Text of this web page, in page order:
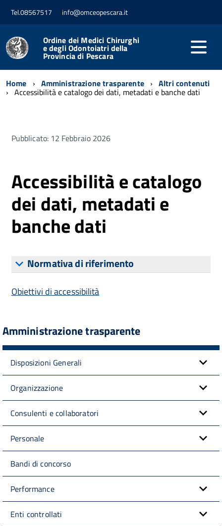
Tel.08567517 info@omceopescara.it
Ordine dei Medici Chirurghi
e degli Odontoiatri della
Provincia di Pescara
Home Amministrazione trasparente Altri contenuti
Accessibilità e catalogo dei dati, metadati e banche dati
Pubblicato: 12 Febbraio 2026
Accessibilità e catalogo
dei dati, metadati e
banche dati
Normativa di riferimento
Obiettivi di accessibilità
Amministrazione trasparente
Disposizioni Generali
Organizzazione
Consulenti e collaboratori
Personale
Bandi di concorso
Performance
Enti controllati